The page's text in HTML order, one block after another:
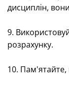
дисциплін,
9.
розрахунку.
10.